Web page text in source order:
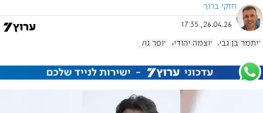
חזקי ברוך
26.04.26, 17:35
איתמר בן גביר עוצמה יהודית עופר גולן